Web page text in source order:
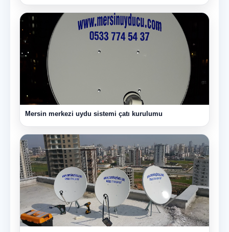
Mersin merkezi uydu sistemi çatı kurulumu